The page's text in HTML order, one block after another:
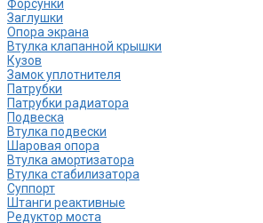
Форсунки
Заглушки
Опора экрана
Втулка клапанной крышки
Кузов
Замок уплотнителя
Патрубки
Патрубки радиатора
Подвеска
Втулка подвески
Шаровая опора
Втулка амортизатора
Втулка стабилизатора
Cуппорт
Штанги реактивные
Редуктор моста